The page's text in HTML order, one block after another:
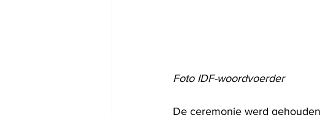
Foto IDF-woordvoerder
De ceremonie werd